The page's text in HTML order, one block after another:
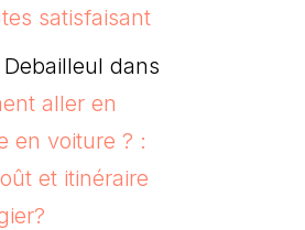
satisfaisant
dans
aller en
en voiture ? :
et itinéraire